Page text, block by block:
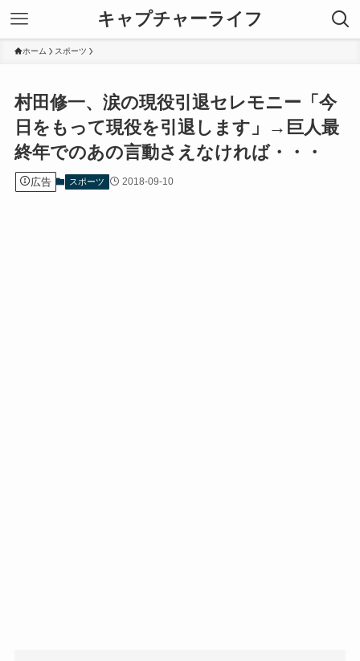
キャプチャーライフ
ホーム スポーツ
村田修一、涙の現役引退セレモニー「今
日をもって現役を引退します」→巨人最
終年でのあの言動さえなければ・・・
広告 スポーツ 2018-09-10